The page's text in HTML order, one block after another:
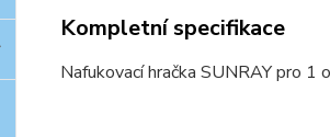
Kompletní specifikace
Nafukovací hračka SUNRAY pro